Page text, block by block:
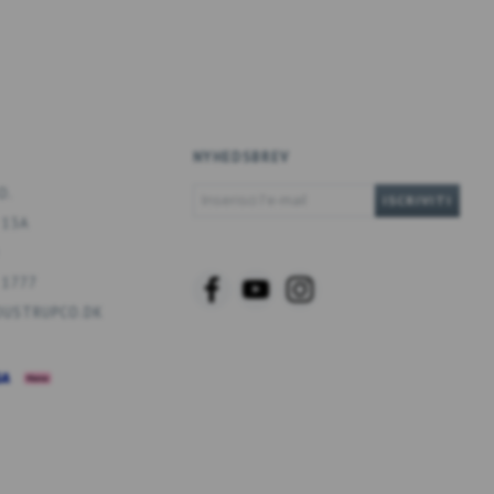
NYHEDSBREV
ISCRIVITI